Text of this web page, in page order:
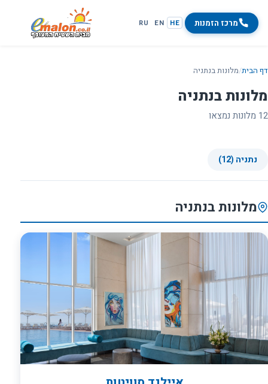
מרכז הזמנות HE
EN
RU
דף הבית/מלונות בנתניה
מלונות בנתניה
12 מלונות נמצאו
נתניה (12)
מלונות בנתניה